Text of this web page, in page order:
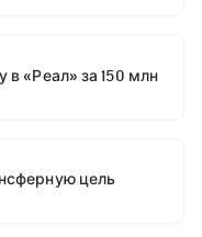
«Реал» за 150 млн
цель